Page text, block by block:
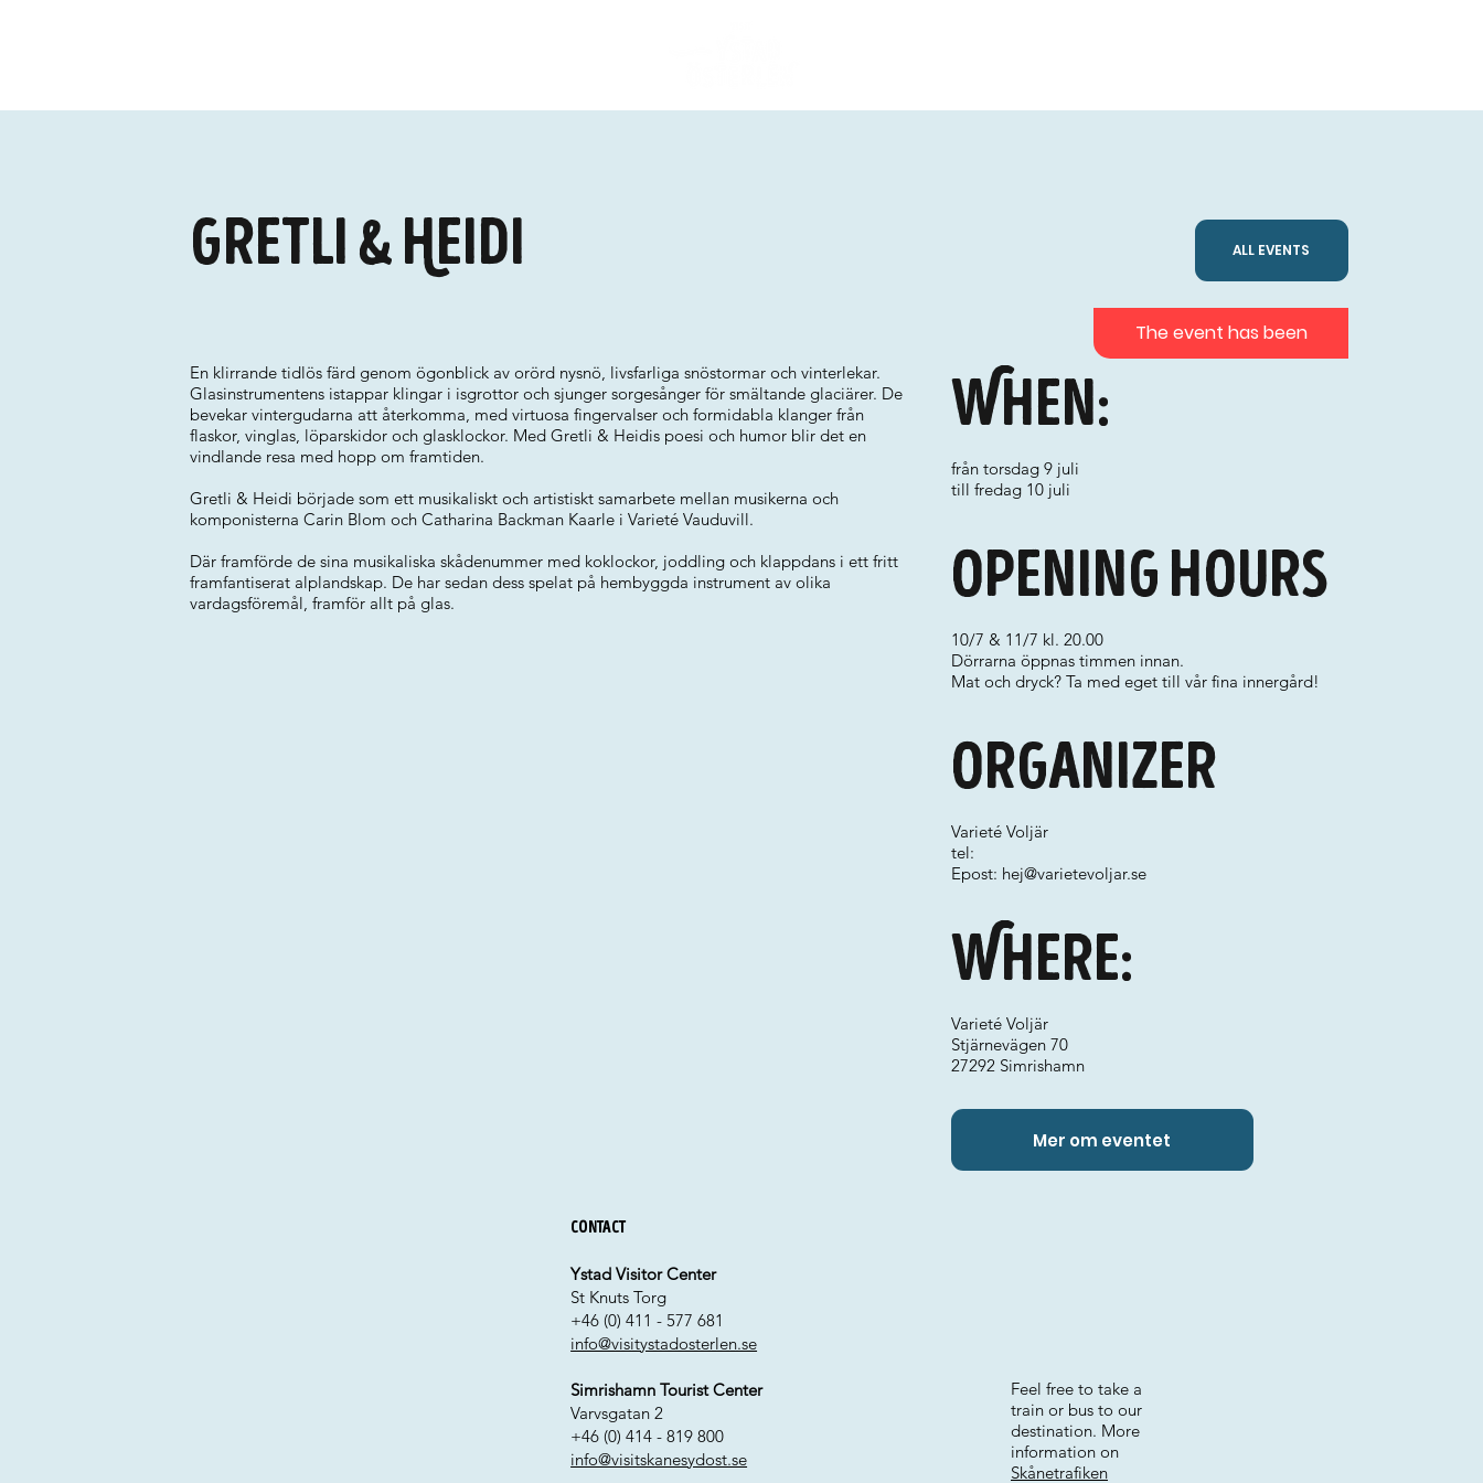
Gretli & Heidi ALL EVENTS
En klirrande tidlös färd genom ögonblick av orörd nysnö, livsfarliga snöstormar och vinterlekar.
Glasinstrumentens istappar klingar i isgrottor och sjunger sorgesånger för smältande glaciärer. De
bevekar vintergudarna att återkomma, med virtuosa fingervalser och formidabla klanger från
flaskor, vinglas, löparskidor och glasklockor. Med Gretli & Heidis poesi och humor blir det en
vindlande resa med hopp om framtiden.
Gretli & Heidi började som ett musikaliskt och artistiskt samarbete mellan musikerna och
komponisterna Carin Blom och Catharina Backman Kaarle i Varieté Vauduvill.
Där framförde de sina musikaliska skådenummer med koklockor, joddling och klappdans i ett fritt
framfantiserat alplandskap. De har sedan dess spelat på hembyggda instrument av olika
vardagsföremål, framför allt på glas.
When:
från torsdag 9 juli
till fredag 10 juli
Where:
Organizer
Varieté Voljär
tel:
Epost: hej@varietevoljar.se
Varieté Voljär
Stjärnevägen 70
27292 Simrishamn
Opening hours
10/7 & 11/7 kl. 20.00
Dörrarna öppnas timmen innan.
Mat och dryck? Ta med eget till vår fina innergård!
Mer om eventet
The event has been
Contact
Ystad Visitor Center
St Knuts Torg
+46 (0) 411 - 577 681
info@visitystadosterlen.se
Simrishamn Tourist Center
Varvsgatan 2
+46 (0) 414 - 819 800
info@visitskanesydost.se
Feel free to take a
train or bus to our
destination. More
information on
Skånetrafiken